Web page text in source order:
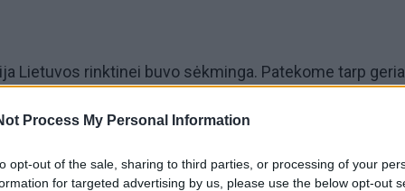
Process My Personal Information
opt-out of the sale, sharing to third parties, or processing of your
for targeted advertising by us, please use the below opt-out
Lietuvos rinktinei buvo sėkminga. Patekome tarp
tarpe ne naujokė. Du jos nariai, Arminas Jasikonis